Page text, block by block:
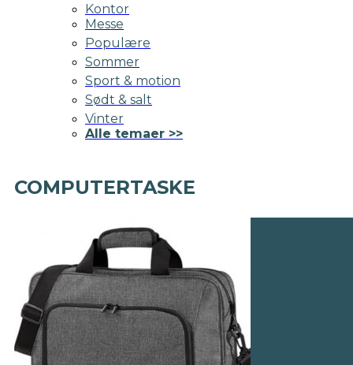
Kontor
Messe
Populære
Sommer
Sport & motion
Sødt & salt
Vinter
Alle temaer >>
COMPUTERTASKE